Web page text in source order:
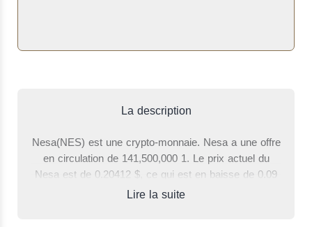
La description
Nesa(NES) est une crypto-monnaie. Nesa a une offre
en circulation de 141,500,000 1. Le prix actuel du
Nesa est de 0.20412 $, ce qui est en baisse de 0.09
% par rapport à il y a 24 heures. Le volume total des
Lire la suite